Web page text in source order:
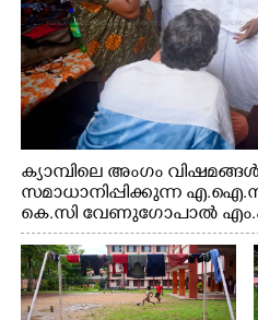
ക്യാമ്പിലെ അംഗം
സമാധാനിപ്പിക്കുന്ന
കെ.സി വേണുഗോപാൽ
എക്സൈസ് വകുപ്പ് മന്ത്രി